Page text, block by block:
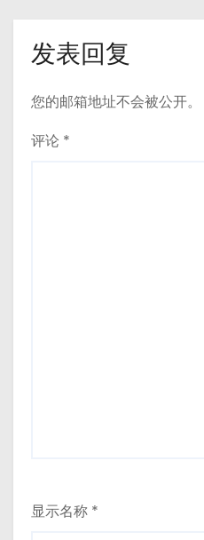
发表回复
您的邮箱地址不会被公开。
评论 *
显示名称 *